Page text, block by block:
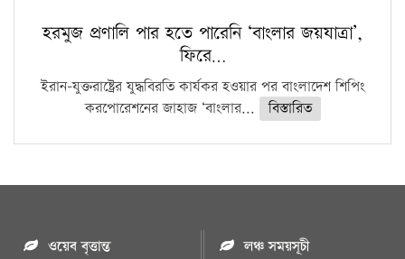
হরমুজ প্রণালি পার হতে পারেনি ‘বাংলার জয়যাত্রা’,
ফিরে…
ইরান-যুক্তরাষ্ট্রের যুদ্ধবিরতি কার্যকর হওয়ার পর বাংলাদেশ শিপিং
করপোরেশনের জাহাজ ‘বাংলার...
বিস্তারিত
ওয়েব বৃত্তান্ত
লঞ্চ সময়সূচী